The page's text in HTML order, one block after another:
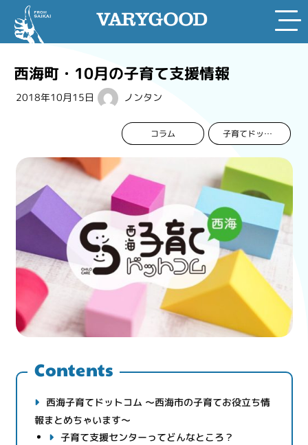
content
西海町・10月の子育て支援情報
2018年10月15日 ノンタン
コラム 子育てドットコム
Contents
西海子育てドットコム ～西海市の子育てお役立ち情
報まとめちゃいます～
子育て支援センターってどんなところ？